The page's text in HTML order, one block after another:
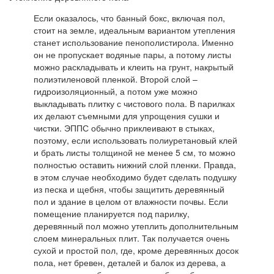
Если оказалось, что банный бокс, включая пол,
стоит на земле, идеальным вариантом утепления
станет использование пенополистирола. Именно
он не пропускает водяные пары, а потому листы
можно раскладывать и клеить на грунт, накрытый
полиэтиленовой пленкой. Второй слой –
гидроизоляционный, а потом уже можно
выкладывать плитку с чистового пола. В парилках
их делают съемными для упрощения сушки и
чистки. ЭППС обычно приклеивают в стыках,
поэтому, если использовать полиуретановый клей
и брать листы толщиной не менее 5 см, то можно
полностью оставить нижний слой пленки. Правда,
в этом случае необходимо будет сделать подушку
из песка и щебня, чтобы защитить деревянный
пол и здание в целом от влажности почвы. Если
помещение планируется под парилку,
деревянный пол можно утеплить дополнительным
слоем минеральных плит. Так получается очень
сухой и простой пол, где, кроме деревянных досок
пола, нет бревен, деталей и балок из дерева, а